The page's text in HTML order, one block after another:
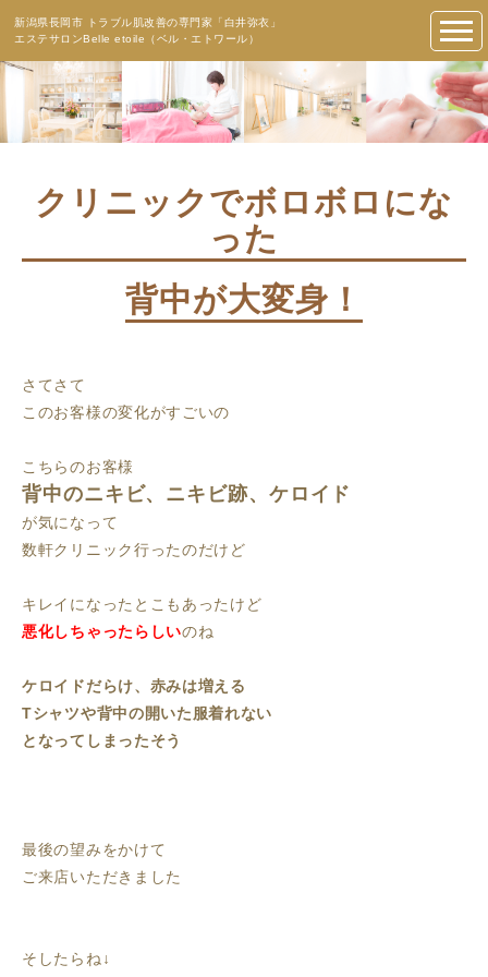
新潟県長岡市 トラブル肌改善の専門家「白井弥衣」
エステサロンBelle etoile（ベル・エトワール）
クリニックでボロボロにな
った
背中が大変身！
さてさて
このお客様の変化がすごいの
こちらのお客様
背中のニキビ、ニキビ跡、ケロイド
が気になって
数軒クリニック行ったのだけど
キレイになったとこもあったけど
悪化しちゃったらしいのね
ケロイドだらけ、赤みは増える
Tシャツや背中の開いた服着れない
となってしまったそう
最後の望みをかけて
ご来店いただきました
そしたらね↓